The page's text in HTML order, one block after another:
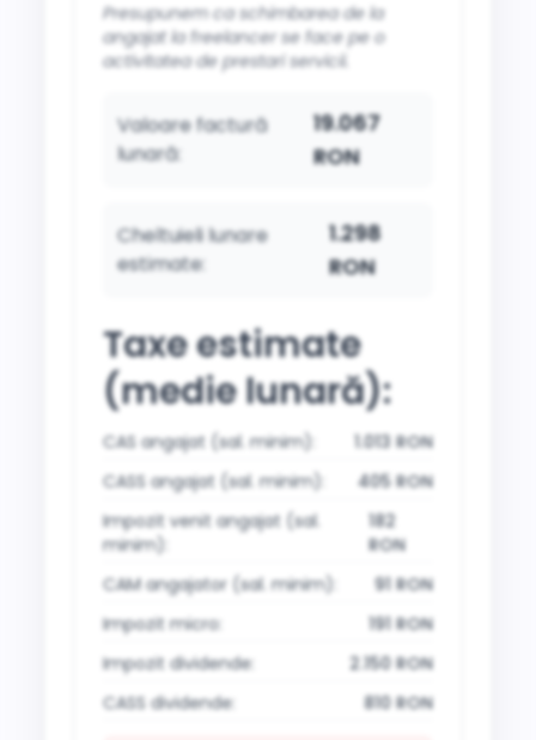
Presupunem ca schimbarea de la
angajat la freelancer se face pe o
activitatea de prestari servicii.
Valoare factură
lunară:
19.067
RON
Cheltuieli lunare
estimate:
1.298
RON
Taxe estimate
(medie lunară):
CAS angajat (sal. minim):
1.013 RON
CASS angajat (sal. minim):
405 RON
Impozit venit angajat (sal.
minim):
182
RON
CAM angajator (sal. minim):
91 RON
Impozit micro:
191 RON
Impozit dividende:
2.150 RON
CASS dividende:
810 RON